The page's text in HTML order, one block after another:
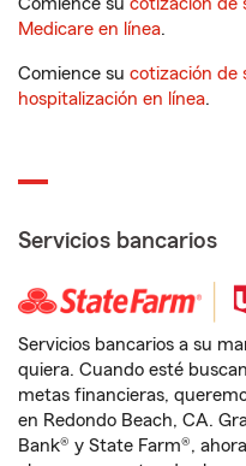
Comience su cotización de
Medicare en línea.
Comience su cotización de
hospitalización en línea.
Servicios bancarios
Servicios bancarios a su
quiera. Cuando esté
metas financieras,
en Redondo Beach, CA.
Bank® y State Farm®,